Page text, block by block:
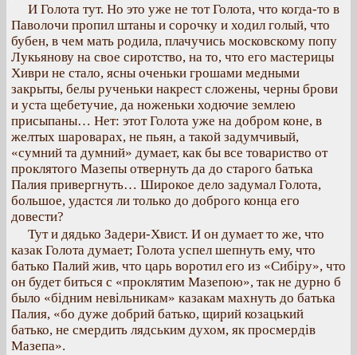
И Голота тут. Но это уже не тот Голота, что когда-то в
Паволочи пропил штаны и сорочку и ходил голый, что
бубен, в чем мать родила, плачучись московскому попу
Лукьянову на свое сиротство, на то, что его мастерицы
Хиври не стало, ясны оченьки грошами медными
закрыты, белы рученьки накрест сложены, черны брови
и уста щебетучие, да ноженьки ходючие землею
присыпаны… Нет: этот Голота уже на добром коне, в
желтых шароварах, не пьян, а такой задумчивый,
«сумний та думний» думает, как бы все товариство от
проклятого Мазепы отвернуть да до старого батька
Палия привергнуть… Широкое дело задумал Голота,
большое, удастся ли только до доброго конца его
довести?
Тут и дядько Задери-Хвист. И он думает то же, что
казак Голота думает; Голота успел шепнуть ему, что
батько Палий жив, что царь воротил его из «Сибіру», что
он будет биться с «проклятим Мазепою», так не дурно б
было «бідним невільникам» казакам махнуть до батька
Палия, «бо дуже добрий батько, щирий козацький
батько, не смердить лядським духом, як просмердів
Мазепа».